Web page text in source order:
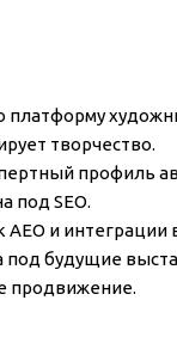
творчество.
профиль
под SEO.
и интеграции
под будущие
продвижение.